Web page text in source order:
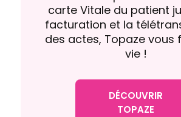
carte Vitale du patient
facturation et la
des actes, Topaze vous
vie !
DÉCOUVRIR
TOPAZE